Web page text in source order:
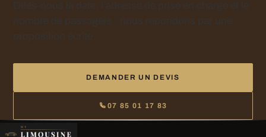
DEMANDER UN DEVIS
07 85 01 17 83